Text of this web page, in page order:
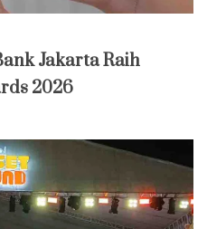
Jakarta Raih
2026